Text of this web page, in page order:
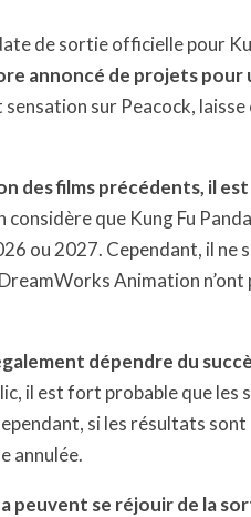
de sortie officielle pour
annoncé de projets pour
sensation sur Peacock,
des films précédents, il est
considère que Kung Fu
ou 2027. Cependant, il ne
Animation n’ont
dépendre du
il est fort probable que
si les résultats
annulée.
peuvent se réjouir de la